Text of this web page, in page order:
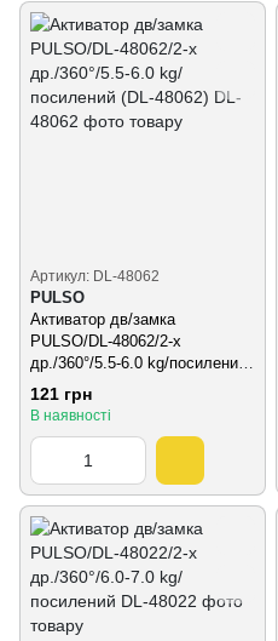
Артикул: DL-48062
PULSO
Активатор дв/замка
PULSO/DL-48062/2-х
др./360°/5.5-6.0 kg/посилений
(DL-48062)
121 грн
В наявності